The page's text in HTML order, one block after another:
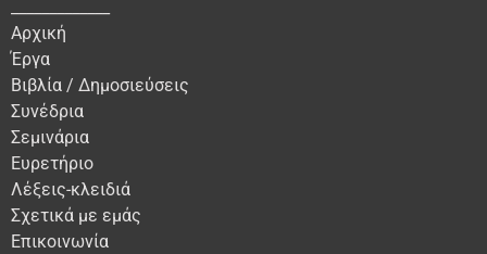
Αρχική
Έργα
Βιβλία / Δημοσιεύσεις
Συνέδρια
Σεμινάρια
Ευρετήριο
Λέξεις-κλειδιά
Σχετικά με εμάς
Επικοινωνία